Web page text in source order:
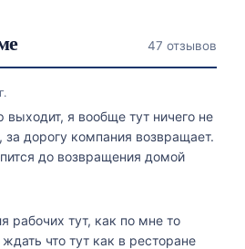
47 отзывов
выходит, я вообще тут ничего не
за дорогу компания возвращает.
до возвращения домой
рабочих тут, как по мне то
что тут как в ресторане